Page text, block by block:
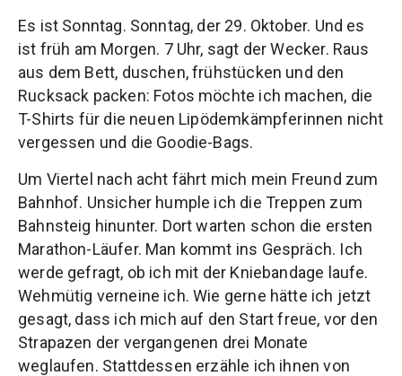
Es ist Sonntag. Sonntag, der 29. Oktober. Und es
ist früh am Morgen. 7 Uhr, sagt der Wecker. Raus
aus dem Bett, duschen, frühstücken und den
Rucksack packen: Fotos möchte ich machen, die
T-Shirts für die neuen Lipödemkämpferinnen nicht
vergessen und die Goodie-Bags.
Um Viertel nach acht fährt mich mein Freund zum
Bahnhof. Unsicher humple ich die Treppen zum
Bahnsteig hinunter. Dort warten schon die ersten
Marathon-Läufer. Man kommt ins Gespräch. Ich
werde gefragt, ob ich mit der Kniebandage laufe.
Wehmütig verneine ich. Wie gerne hätte ich jetzt
gesagt, dass ich mich auf den Start freue, vor den
Strapazen der vergangenen drei Monate
weglaufen. Stattdessen erzähle ich ihnen von